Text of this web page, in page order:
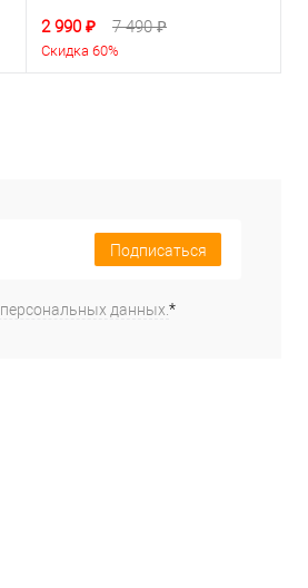
2 990 ₽ 7 490 ₽
Скидка 60%
Подписаться
данных.*